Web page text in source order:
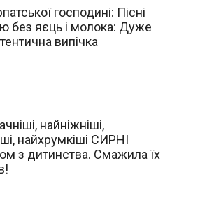
господині: Пісні
без яєць і молока: Дуже
випічка
найніжніші,
найхрумкіші СИРНІ
з дитинства. Смажила їх